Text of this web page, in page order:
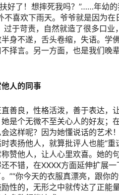
好了！想摔死我吗？”……年幼
不喜欢下雨天。爷爷就是因为
于苛责，自然就造了很多口业
身不遂，舌头卷缩，失语。学
择言。另一方面，也是我们晚
他人的同事
善良，性格活泼，善于表达，
是个无微不至关心人的好友；
这样呢？因为她懂说话的艺术
表扬他人，就算批评人也能“
赞他人，让人心里欢喜。她的
不错，在XXXX方面延伸扩展
”“你今天的衣服真漂亮，跟你
性的，无形之中就传达了正能